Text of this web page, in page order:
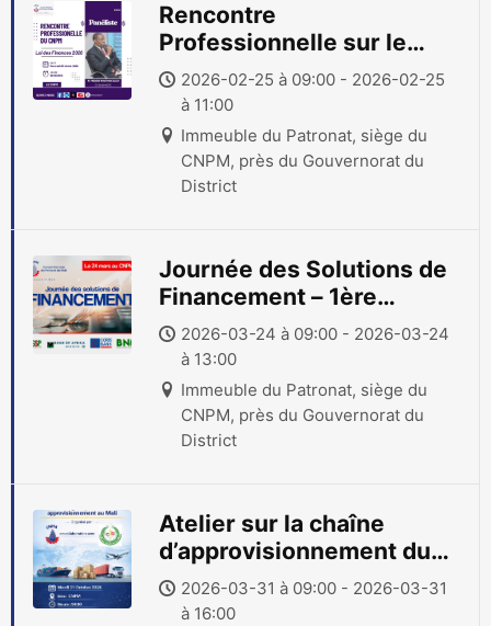
Rencontre
Professionnelle sur le
thème « Loi des Finances
2026 »
2026-02-25 à 09:00 - 2026-02-25
à 11:00
Immeuble du Patronat, siège du
CNPM, près du Gouvernorat du
District
Journée des Solutions de
Financement – 1ère
édition
2026-03-24 à 09:00 - 2026-03-24
à 13:00
Immeuble du Patronat, siège du
CNPM, près du Gouvernorat du
District
Atelier sur la chaîne
d’approvisionnement du
Mali2026-03-31 à 09:00 - 2026-03-31
à 16:00